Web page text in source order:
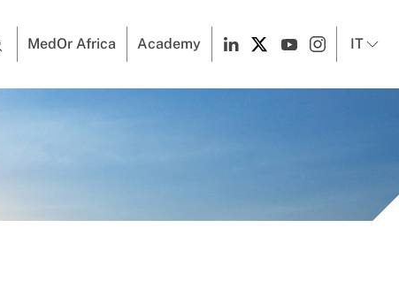
MedOr Africa Academy IT